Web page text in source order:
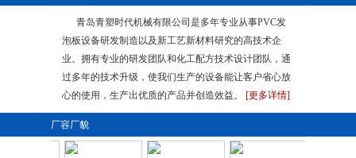
青岛青塑时代机械有限公司是多年专业从事PVC发
泡板设备研发制造以及新工艺新材料研究的高技术企
业。拥有专业的研发团队和化工配方技术设计团队，通
过多年的技术升级，使我们生产的设备能让客户省心放
心的使用，生产出优质的产品并创造效益。
[更多详情]
厂容厂貌